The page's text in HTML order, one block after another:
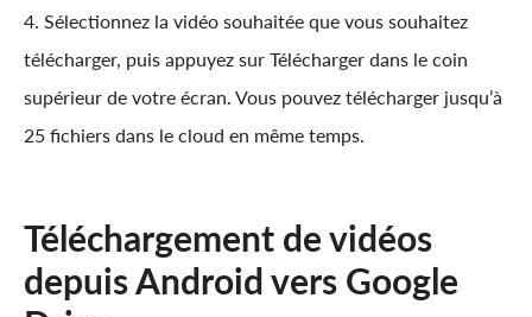
4. Sélectionnez la vidéo souhaitée que vous souhaitez
télécharger, puis appuyez sur Télécharger dans le coin
supérieur de votre écran. Vous pouvez télécharger jusqu’à
25 fichiers dans le cloud en même temps.
Téléchargement de vidéos
depuis Android vers Google